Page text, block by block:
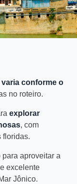
varia conforme o
no roteiro.
explorar
, com
floridas.
aproveitar a
excelente
Jônico.